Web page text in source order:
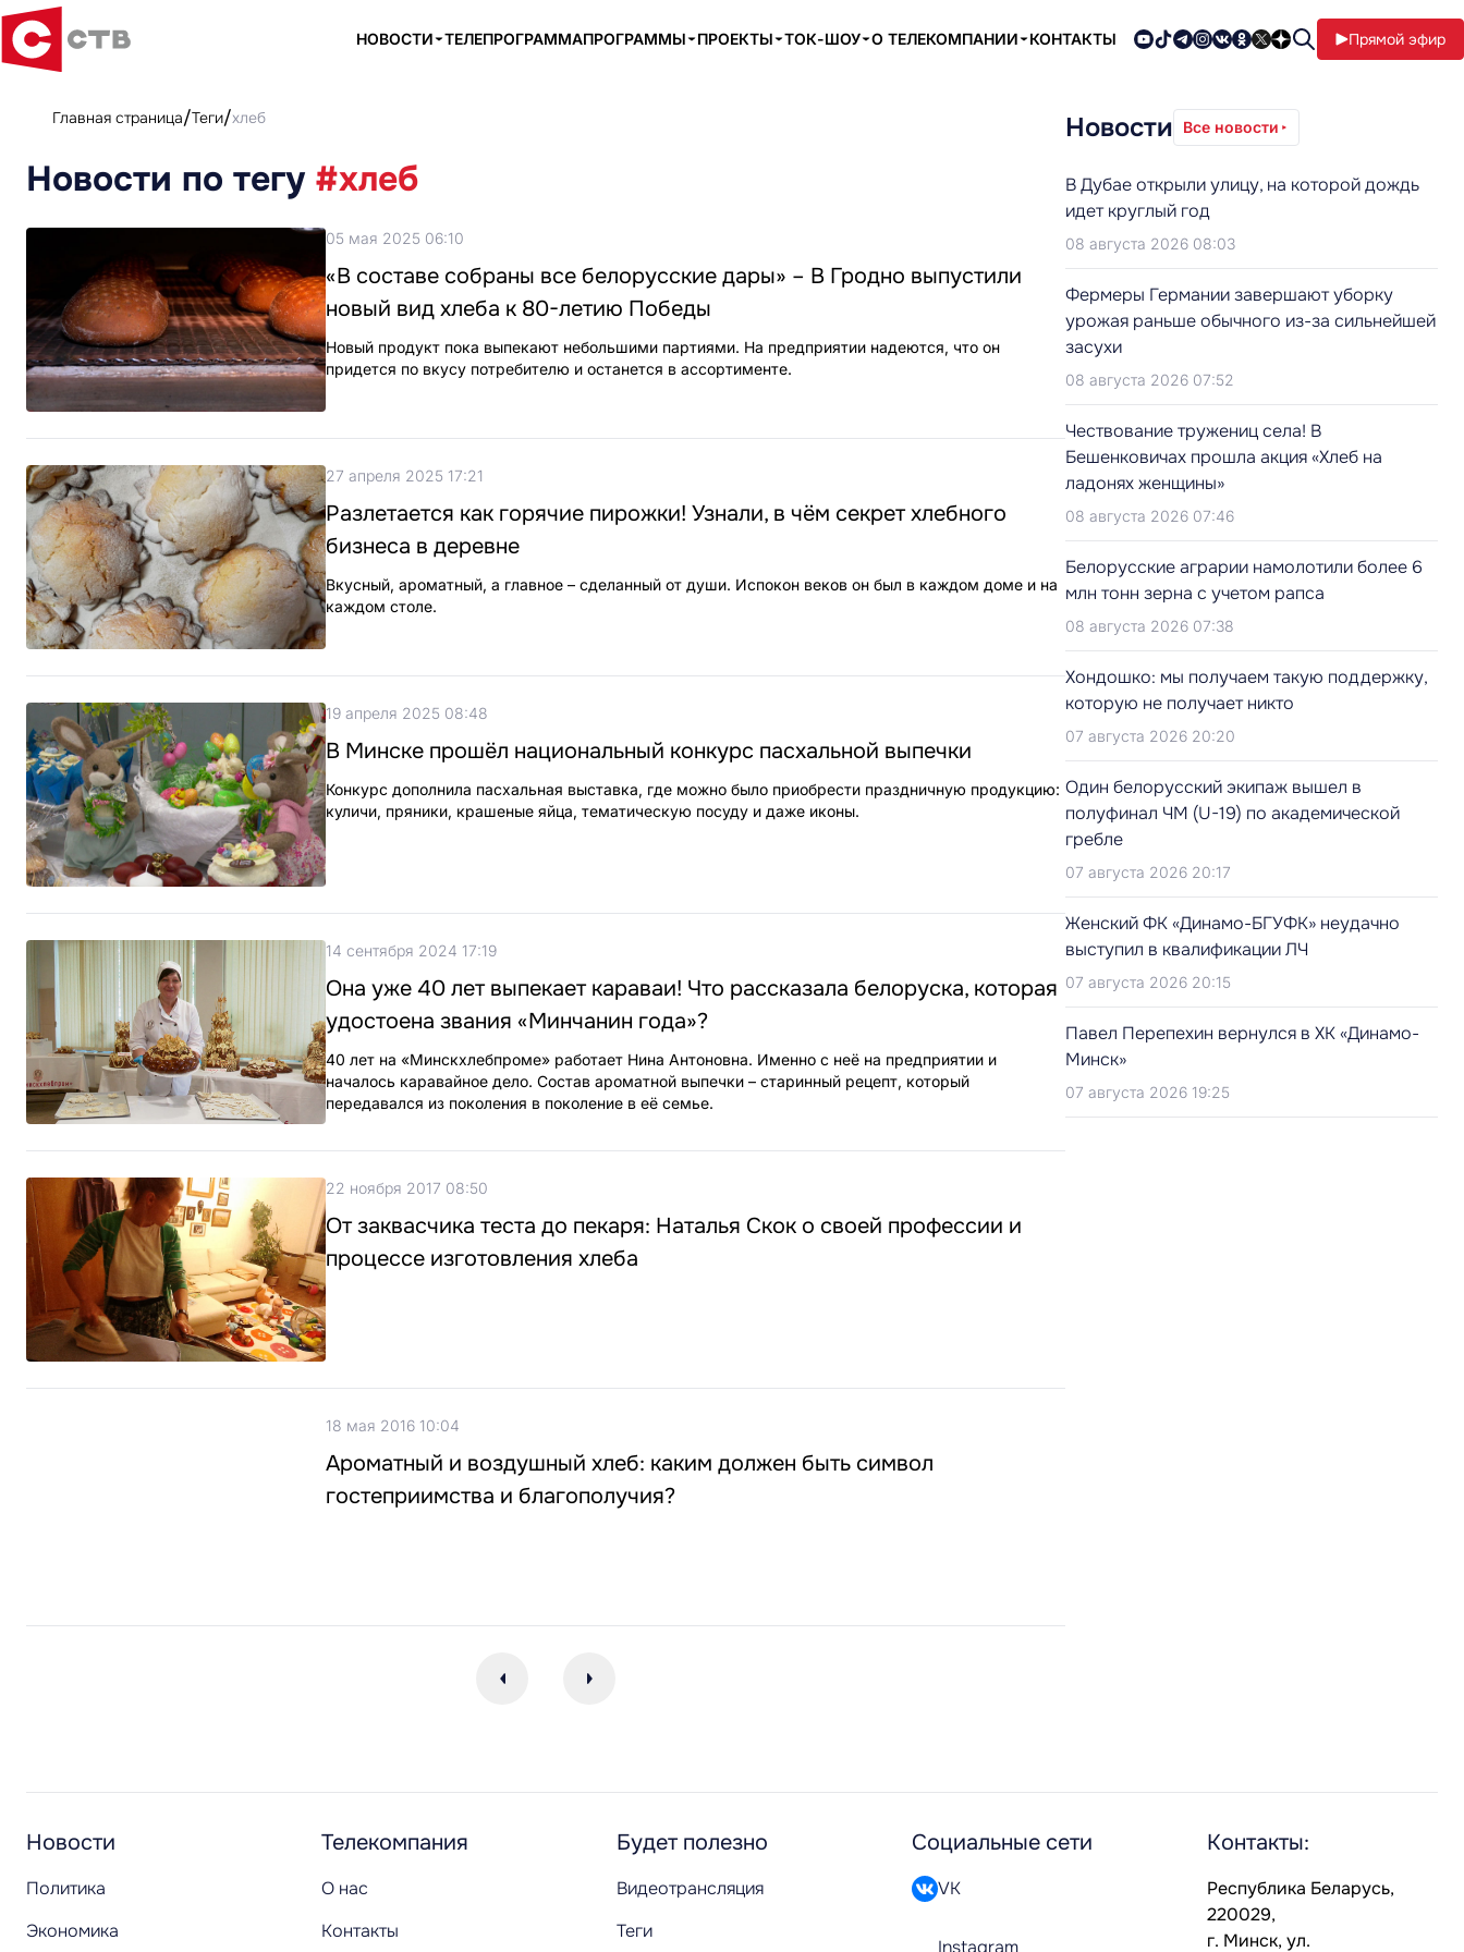
НОВОСТИ ТЕЛЕПРОГРАММАПРОГРАММЫ ПРОЕКТЫ ТОК-ШОУ О ТЕЛЕКОМПАНИИ КОНТАКТЫ Прямой эфир
Главная страница Теги хлеб
Новости по тегу #хлеб
05 мая 2025 06:10
«В составе собраны все белорусские дары» – В Гродно выпустили
новый вид хлеба к 80-летию Победы
Новый продукт пока выпекают небольшими партиями. На предприятии надеются, что он
придется по вкусу потребителю и останется в ассортименте.
27 апреля 2025 17:21
Разлетается как горячие пирожки! Узнали, в чём секрет хлебного
бизнеса в деревне
Вкусный, ароматный, а главное – сделанный от души. Испокон веков он был в каждом доме и на
каждом столе.
19 апреля 2025 08:48
В Минске прошёл национальный конкурс пасхальной выпечки
Конкурс дополнила пасхальная выставка, где можно было приобрести праздничную продукцию:
куличи, пряники, крашеные яйца, тематическую посуду и даже иконы.
14 сентября 2024 17:19
Она уже 40 лет выпекает караваи! Что рассказала белоруска, которая
удостоена звания «Минчанин года»?
40 лет на «Минскхлебпроме» работает Нина Антоновна. Именно с неё на предприятии и
началось каравайное дело. Состав ароматной выпечки – старинный рецепт, который
передавался из поколения в поколение в её семье.
22 ноября 2017 08:50
От заквасчика теста до пекаря: Наталья Скок о своей профессии и
процессе изготовления хлеба
18 мая 2016 10:04
Ароматный и воздушный хлеб: каким должен быть символ
гостеприимства и благополучия?
Новости Все новости
В Дубае открыли улицу, на которой дождь
идет круглый год
08 августа 2026 08:03
Фермеры Германии завершают уборку
урожая раньше обычного из-за сильнейшей
засухи
08 августа 2026 07:52
Чествование тружениц села! В
Бешенковичах прошла акция «Хлеб на
ладонях женщины»
08 августа 2026 07:46
Белорусские аграрии намолотили более 6
млн тонн зерна с учетом рапса
08 августа 2026 07:38
Хондошко: мы получаем такую поддержку,
которую не получает никто
07 августа 2026 20:20
Один белорусский экипаж вышел в
полуфинал ЧМ (U-19) по академической
гребле
07 августа 2026 20:17
Женский ФК «Динамо-БГУФК» неудачно
выступил в квалификации ЛЧ
07 августа 2026 20:15
Павел Перепехин вернулся в ХК «Динамо-
Минск»
07 августа 2026 19:25
Новости
Политика
Экономика
Телекомпания
О нас
Контакты
Будет полезно
Видеотрансляция
Теги
Социальные сети
VK
Instagram
Контакты:
Республика Беларусь,
220029,
г. Минск, ул.